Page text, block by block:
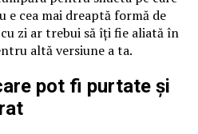
e cea mai dreaptă formă de
zi ar trebui să îți fie aliată în
altă versiune a ta.
pot fi purtate și